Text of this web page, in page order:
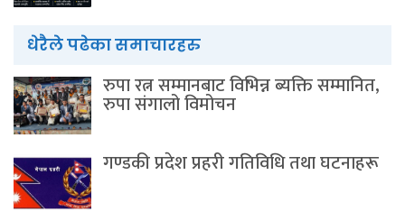
धेरैले पढेका समाचारहरु
रुपा रत्न सम्मानबाट विभिन्न ब्यक्ति सम्मानित,
रुपा संगालो विमोचन
गण्डकी प्रदेश प्रहरी गतिविधि तथा घटनाहरू